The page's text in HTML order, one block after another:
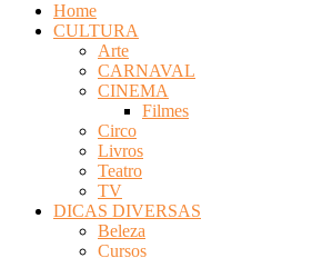
Home
CULTURA
Arte
CARNAVAL
CINEMA
Filmes
Circo
Livros
Teatro
TV
DICAS DIVERSAS
Beleza
Cursos